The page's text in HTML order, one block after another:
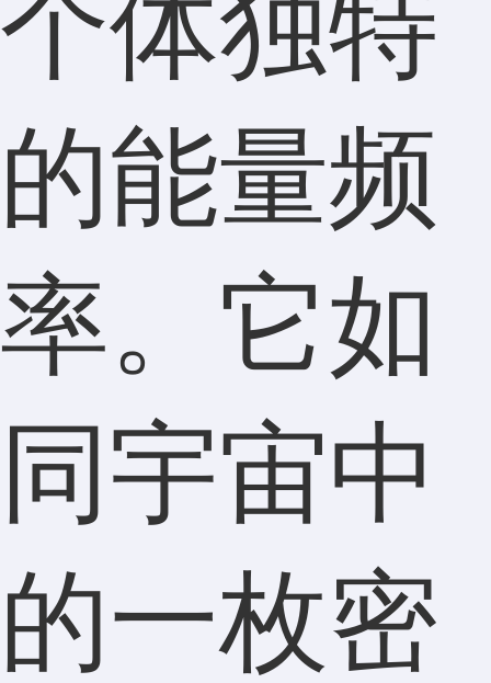
个体独特
的能量频
率。它如
同宇宙中
的一枚密